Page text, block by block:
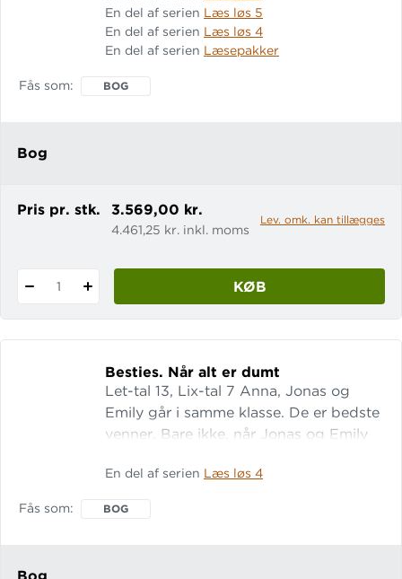
En del af serien Læs løs 5
En del af serien Læs løs 4
En del af serien Læsepakker
Fås som BOG
Bog
Pris pr. stk. 3.569,00 kr.
4.461,25 kr. inkl. moms
Lev. omk. kan tillægges
1 KØB
Besties. Når alt er dumt
Let-tal 13, Lix-tal 7 Anna, Jonas og
Emily går i samme klasse. De er bedste
venner. Bare ikke, når Jonas og Emily
Anna foreslår noget. En lille bog om
En del af serien Læs løs 4
Fås som BOG
Bog